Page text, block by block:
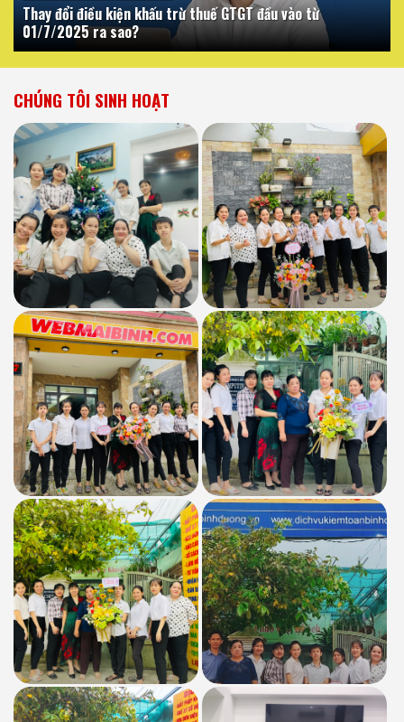
Thay đổi điều kiện khấu trừ thuế GTGT đầu vào từ
01/7/2025 ra sao?
CHÚNG TÔI SINH HOẠT